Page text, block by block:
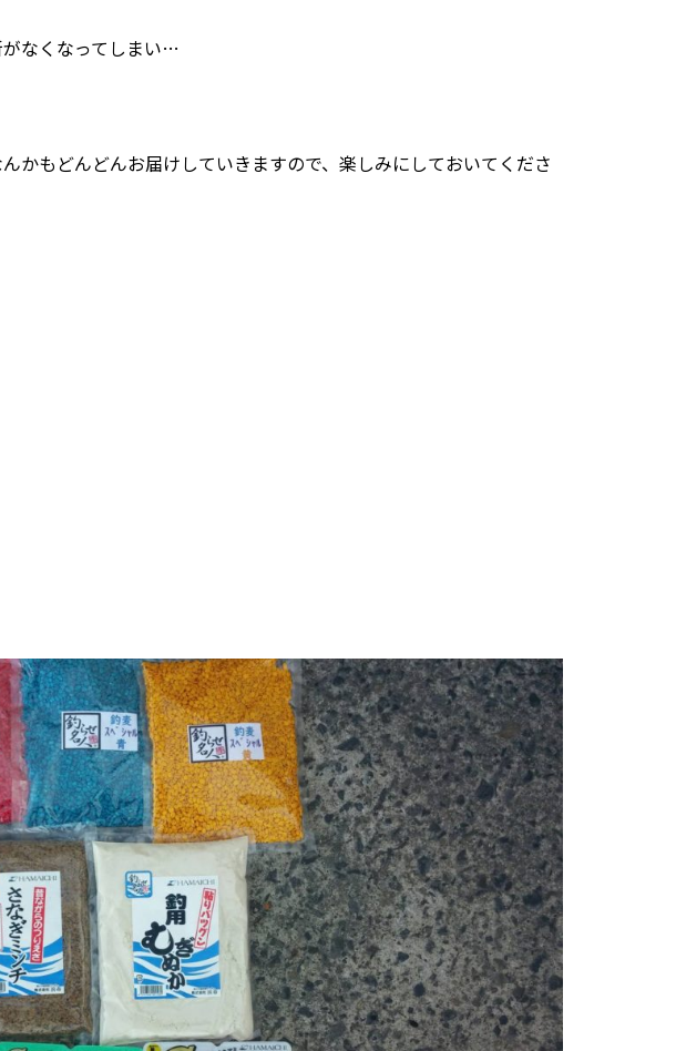
なくなってしまい…
かもどんどんお届けしていきますので、楽しみにしておいてくださ